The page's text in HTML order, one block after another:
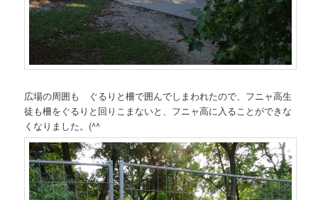
広場の周囲も ぐるりと柵で囲んでしまわれたので、フニャ高生
徒も柵をぐるりと回りこまないと、フニャ高に入ることができな
くなりました。(^^ゞ